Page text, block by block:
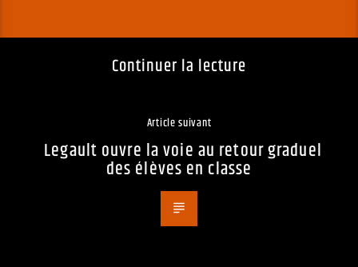
Continuer la lecture
Article suivant
Legault ouvre la voie au retour graduel
des élèves en classe